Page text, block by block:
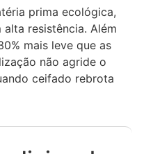
prima ecológica,
resistência. Além
mais leve que as
não agride o
ceifado rebrota